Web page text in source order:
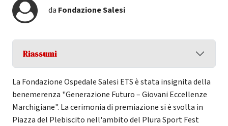
da Fondazione Salesi
Riassumi
La Fondazione Ospedale Salesi ETS è stata insignita della
benemerenza "Generazione Futuro – Giovani Eccellenze
Marchigiane". La cerimonia di premiazione si è svolta in
Piazza del Plebiscito nell'ambito del Plura Sport Fest